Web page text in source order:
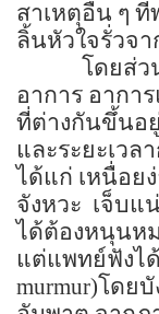
สาเหตุอื่น ๆ
ลิ้นหัวใจรั่วจ
โดยส่ว
อาการ อากา
ที่ต่างกันขึ้นอ
และระยะเวล
ได้แก่ เหนื่อย
จังหวะ เจ็บแ
ได้ต้องหนุนห
แต่แพทย์ฟังไ
murmur)โดยบั